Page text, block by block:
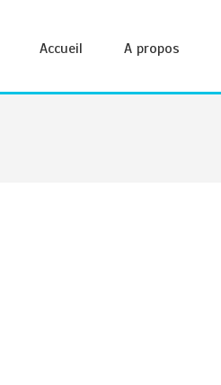
Accueil A propos